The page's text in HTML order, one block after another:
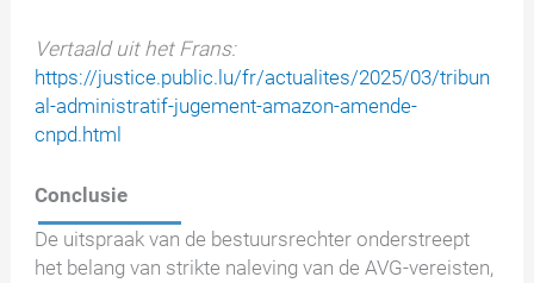
Vertaald uit het Frans:
https://justice.public.lu/fr/actualites/2025/03/tribun
al-administratif-jugement-amazon-amende-
cnpd.html
Conclusie
De uitspraak van de bestuursrechter onderstreept
het belang van strikte naleving van de AVG-vereisten,